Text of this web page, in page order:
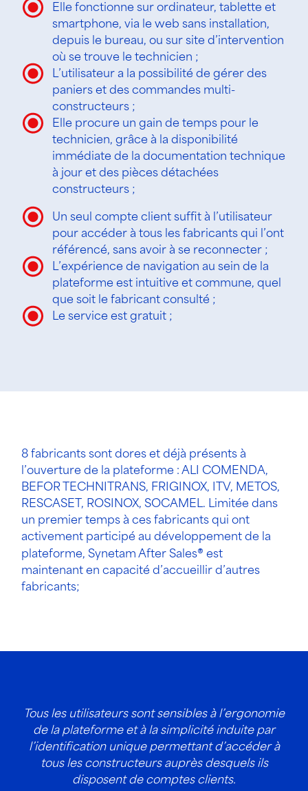
Elle fonctionne sur ordinateur, tablette et
smartphone, via le web sans installation,
depuis le bureau, ou sur site d’intervention
où se trouve le technicien ;
L’utilisateur a la possibilité de gérer des
paniers et des commandes multi-
constructeurs ;
Elle procure un gain de temps pour le
technicien, grâce à la disponibilité
immédiate de la documentation technique
à jour et des pièces détachées
constructeurs ;
Un seul compte client suffit à l’utilisateur
pour accéder à tous les fabricants qui l’ont
référencé, sans avoir à se reconnecter ;
L’expérience de navigation au sein de la
plateforme est intuitive et commune, quel
que soit le fabricant consulté ;
Le service est gratuit ;
8 fabricants sont dores et déjà présents à
l’ouverture de la plateforme : ALI COMENDA,
BEFOR TECHNITRANS, FRIGINOX, ITV, METOS,
RESCASET, ROSINOX, SOCAMEL. Limitée dans
un premier temps à ces fabricants qui ont
activement participé au développement de la
plateforme, Synetam After Sales® est
maintenant en capacité d’accueillir d’autres
fabricants;
sont sensibles à l’ergonomie
et à la simplicité induite par
unique permettant d’accéder à
auprès desquels ils
de comptes clients.
Synetam After
consulter les
connaitre la
commander des